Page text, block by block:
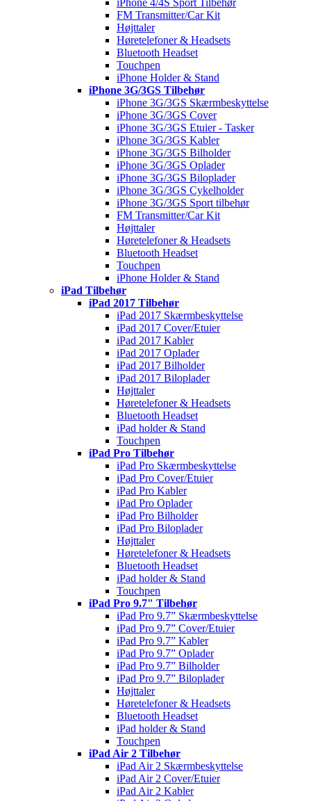
iPhone 4/4S Sport Tilbehør
FM Transmitter/Car Kit
Højttaler
Høretelefoner & Headsets
Bluetooth Headset
Touchpen
iPhone Holder & Stand
iPhone 3G/3GS Tilbehør
iPhone 3G/3GS Skærmbeskyttelse
iPhone 3G/3GS Cover
iPhone 3G/3GS Etuier - Tasker
iPhone 3G/3GS Kabler
iPhone 3G/3GS Bilholder
iPhone 3G/3GS Oplader
iPhone 3G/3GS Biloplader
iPhone 3G/3GS Cykelholder
iPhone 3G/3GS Sport tilbehør
FM Transmitter/Car Kit
Højttaler
Høretelefoner & Headsets
Bluetooth Headset
Touchpen
iPhone Holder & Stand
iPad Tilbehør
iPad 2017 Tilbehør
iPad 2017 Skærmbeskyttelse
iPad 2017 Cover/Etuier
iPad 2017 Kabler
iPad 2017 Oplader
iPad 2017 Bilholder
iPad 2017 Biloplader
Højttaler
Høretelefoner & Headsets
Bluetooth Headset
iPad holder & Stand
Touchpen
iPad Pro Tilbehør
iPad Pro Skærmbeskyttelse
iPad Pro Cover/Etuier
iPad Pro Kabler
iPad Pro Oplader
iPad Pro Bilholder
iPad Pro Biloplader
Højttaler
Høretelefoner & Headsets
Bluetooth Headset
iPad holder & Stand
Touchpen
iPad Pro 9.7" Tilbehør
iPad Pro 9.7” Skærmbeskyttelse
iPad Pro 9.7” Cover/Etuier
iPad Pro 9.7” Kabler
iPad Pro 9.7” Oplader
iPad Pro 9.7” Bilholder
iPad Pro 9.7” Biloplader
Højttaler
Høretelefoner & Headsets
Bluetooth Headset
iPad holder & Stand
Touchpen
iPad Air 2 Tilbehør
iPad Air 2 Skærmbeskyttelse
iPad Air 2 Cover/Etuier
iPad Air 2 Kabler